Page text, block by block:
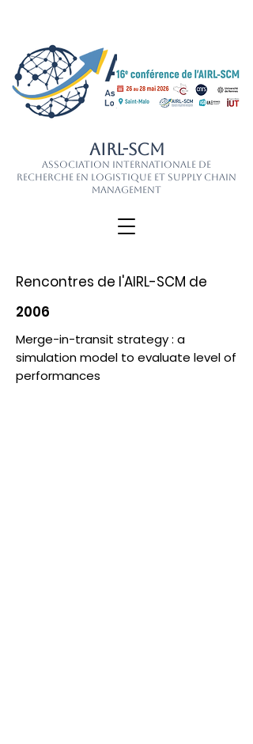
AIRL-SCM
Association Internationale de
Recherche en Logistique et Supply Chain
Management
Rencontres de l'AIRL-SCM de
2006
Merge-in-transit strategy : a
simulation model to evaluate level of
performances